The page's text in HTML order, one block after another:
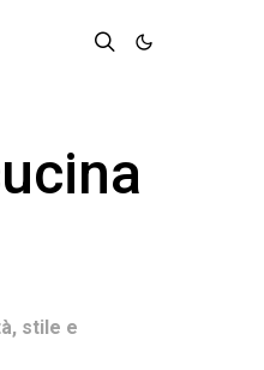
stile e